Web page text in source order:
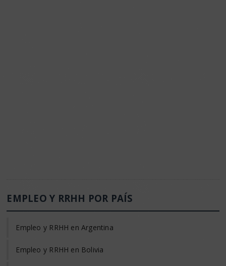
EMPLEO Y RRHH POR PAÍS
Empleo y RRHH en Argentina
Empleo y RRHH en Bolivia